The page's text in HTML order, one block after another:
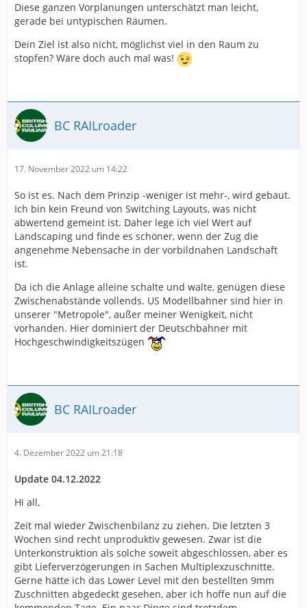
Diese ganzen Vorplanungen unterschätzt man leicht,
gerade bei untypischen Räumen.
Dein Ziel ist also nicht, möglichst viel in den Raum zu
stopfen? Wäre doch auch mal was!
BC RAILroader
17. November 2022 um 14:22
So ist es. Nach dem Prinzip -weniger ist mehr-, wird gebaut.
Ich bin kein Freund von Switching Layouts, was nicht
abwertend gemeint ist. Daher lege ich viel Wert auf
Landscaping und finde es schöner, wenn der Zug die
angenehme Nebensache in der vorbildnahen Landschaft
ist.
Da ich die Anlage alleine schalte und walte, genügen diese
Zwischenabstände vollends. US Modellbahner sind hier in
unserer "Metropole", außer meiner Wenigkeit, nicht
vorhanden. Hier dominiert der Deutschbahner mit
Hochgeschwindigkeitszügen
BC RAILroader
4. Dezember 2022 um 21:18
Update 04.12.2022
Hi all,
Zeit mal wieder Zwischenbilanz zu ziehen. Die letzten 3
Wochen sind recht unproduktiv gewesen. Zwar ist die
Unterkonstruktion als solche soweit abgeschlossen, aber es
gibt Lieferverzögerungen in Sachen Multiplexzuschnitte.
Gerne hätte ich das Lower Level mit den bestellten 9mm
Zuschnitten abgedeckt gesehen, aber ich hoffe nun auf die